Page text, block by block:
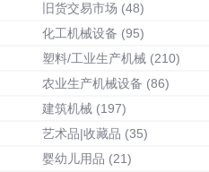
旧货交易市场 (48)
化工机械设备 (95)
塑料/工业生产机械 (210)
农业生产机械设备 (86)
建筑机械 (197)
艺术品|收藏品 (35)
婴幼儿用品 (21)